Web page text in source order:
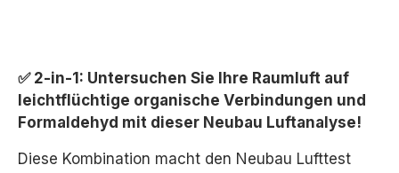
✅ 2-in-1: Untersuchen Sie Ihre Raumluft auf
leichtflüchtige organische Verbindungen und
Formaldehyd mit dieser Neubau Luftanalyse!
Diese Kombination macht den Neubau Lufttest